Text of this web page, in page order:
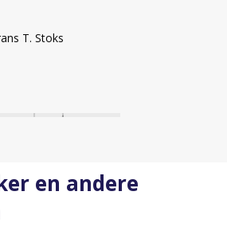
T. Stoks
en andere